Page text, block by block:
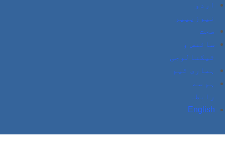
اردو
نیوزپیپر
صحت
سائنس و
ٹیکنالوجی
ہماری ٹیم
ہم سے
رابطہ
English